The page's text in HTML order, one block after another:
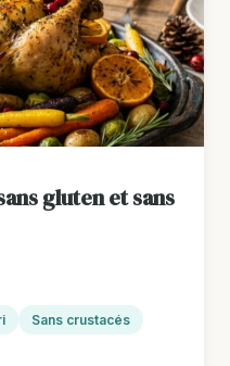
gluten et sans
Sans crustacés